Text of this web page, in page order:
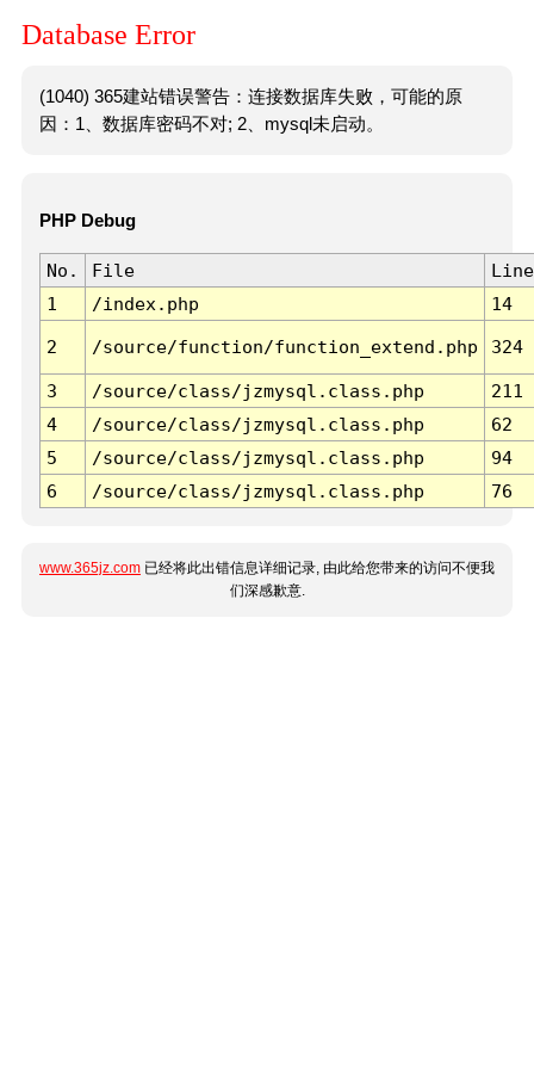
Database Error
(1040) 365建站错误警告：连接数据库失败，可能的原
因：1、数据库密码不对; 2、mysql未启动。
PHP Debug
No. File
Line
1
/index.php 14
2 /source/function/function_extend.php 324
3 /source/class/jzmysql.class.php
211
4
/source/class/jzmysql.class.php
62
5
/source/class/jzmysql.class.php
94
6
/source/class/jzmysql.class.php 76
www.365jz.com 已经将此出错信息详细记录, 由此给您带来的访问不便我
们深感歉意.